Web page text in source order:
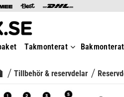
Takmonterat Bakmonterat
Tillbehör & reservdelar